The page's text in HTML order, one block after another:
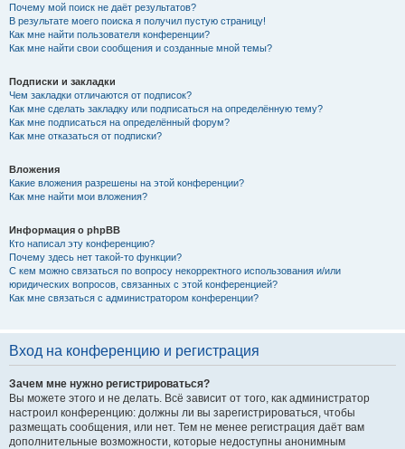
Почему мой поиск не даёт результатов?
В результате моего поиска я получил пустую страницу!
Как мне найти пользователя конференции?
Как мне найти свои сообщения и созданные мной темы?
Подписки и закладки
Чем закладки отличаются от подписок?
Как мне сделать закладку или подписаться на определённую тему?
Как мне подписаться на определённый форум?
Как мне отказаться от подписки?
Вложения
Какие вложения разрешены на этой конференции?
Как мне найти мои вложения?
Информация о phpBB
Кто написал эту конференцию?
Почему здесь нет такой-то функции?
С кем можно связаться по вопросу некорректного использования и/или
юридических вопросов, связанных с этой конференцией?
Как мне связаться с администратором конференции?
Вход на конференцию и регистрация
Зачем мне нужно регистрироваться?
Вы можете этого и не делать. Всё зависит от того, как администратор
настроил конференцию: должны ли вы зарегистрироваться, чтобы
размещать сообщения, или нет. Тем не менее регистрация даёт вам
дополнительные возможности, которые недоступны анонимным